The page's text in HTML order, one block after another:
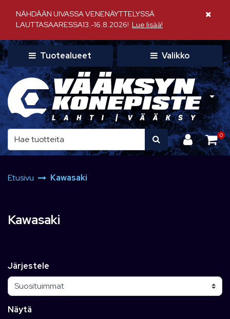
NÄHDÄÄN UIVASSA VENENÄYTTELYSSÄ
LAUTTASAARESSA13.-16.8.2026! Lue lisää!
Sulje
Tuotealueet Valikko
0
Etusivu Kawasaki
Kawasaki
Järjestele
Näytä